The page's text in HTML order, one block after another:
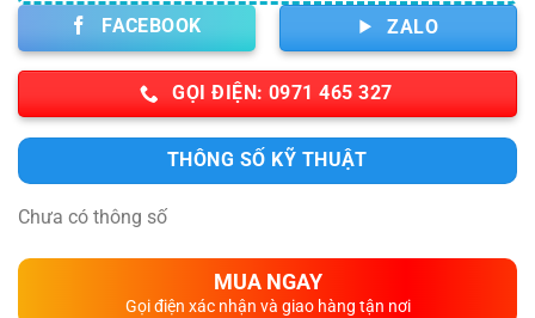
FACEBOOK ZALO
GỌI ĐIỆN: 0971 465 327
THÔNG SỐ KỸ THUẬT
Chưa có thông số
MUA NGAY
Gọi điện xác nhận và giao hàng tận nơi